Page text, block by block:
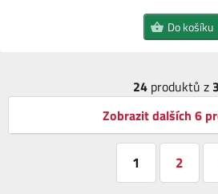
Do košíku
24produktů z
Zobrazit dalších 6
1 2